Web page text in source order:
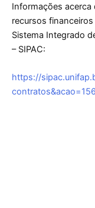
Informações
recursos
Sistema Integrado
– SIPAC:
https://
contratos&acao=156